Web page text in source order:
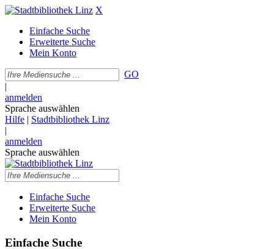
X
Einfache Suche
Erweiterte Suche
Mein Konto
GO
|
anmelden
Sprache auswählen
Hilfe | Stadtbibliothek Linz
|
anmelden
Sprache auswählen
Einfache Suche
Erweiterte Suche
Mein Konto
Einfache Suche